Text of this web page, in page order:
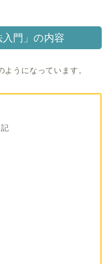
入門」の内容
うになっています。